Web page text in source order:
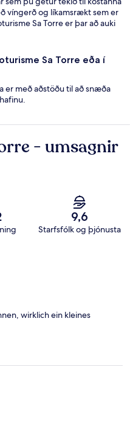
víngerð og líkamsrækt sem er
Sa Torre er þar að auki
Sa Torre eða í
er með aðstöðu til að snæða
- umsagnir
9,6
Starfsfólk og þjónusta
wirklich ein kleines